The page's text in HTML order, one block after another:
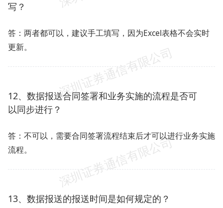
写？
答：两者都可以，建议手工填写，因为Excel表格不会实时
更新。
12、数据报送合同签署和业务实施的流程是否可
以同步进行？
答：不可以，需要合同签署流程结束后才可以进行业务实施
流程。
13、数据报送的报送时间是如何规定的？